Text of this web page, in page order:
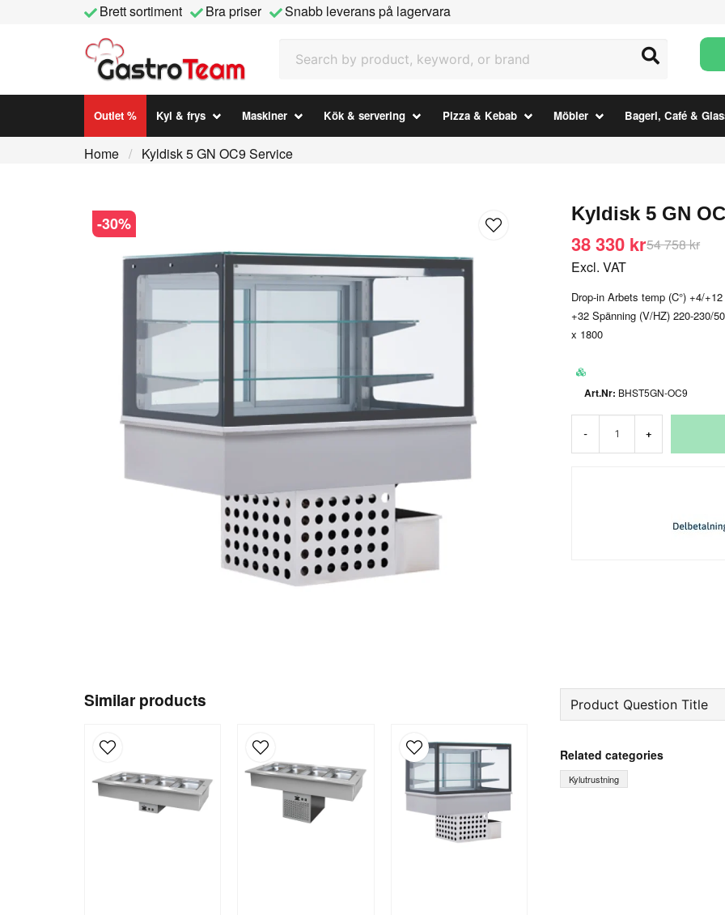
Brett sortiment Bra priser
Snabb leverans på lagervara
Outlet % Kyl & frys Maskiner Kök & servering Pizza & Kebab Möbler Bageri, Café &
Home Kyldisk 5 GN OC9 Service
-30% Kyldisk 5 GN
54 758 kr
38 330 kr
Excl. VAT
Drop-in Arbets temp (C°) +4/
+32 Spänning (V/HZ) 220-230/
x 1800
BHST5GN-OC9
- +
Similar products Product Question Title
Ask us something about
Related categories
Kylutrustning